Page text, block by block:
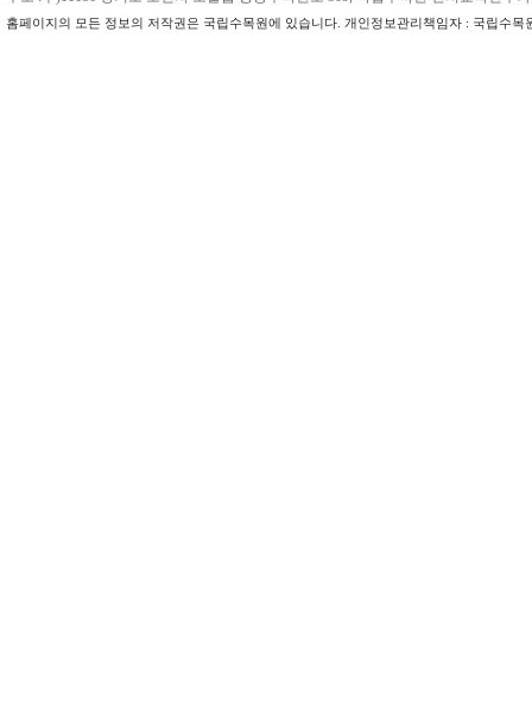
홈페이지의 모든 정보의 저작권은 국립수목원에 있습니다. 개인정보관리책임자 : 국립수목